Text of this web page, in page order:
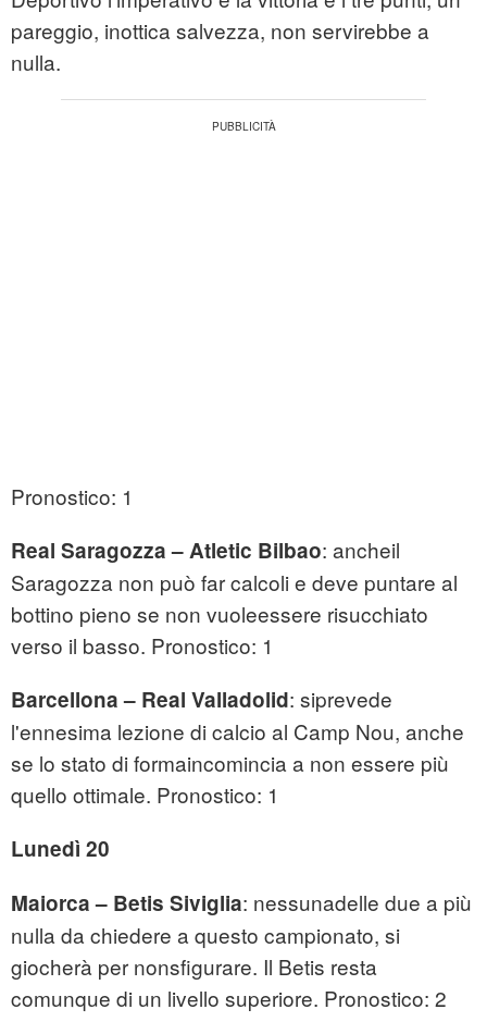
pareggio, inottica salvezza, non servirebbe a
nulla.
Pronostico: 1
Real Saragozza – Atletic Bilbao: ancheil
Saragozza non può far calcoli e deve puntare al
bottino pieno se non vuoleessere risucchiato
verso il basso. Pronostico: 1
Barcellona – Real Valladolid: siprevede
l'ennesima lezione di calcio al Camp Nou, anche
se lo stato di formaincomincia a non essere più
quello ottimale. Pronostico: 1
Lunedì 20
Maiorca – Betis Siviglia: nessunadelle due a più
nulla da chiedere a questo campionato, si
giocherà per nonsfigurare. Il Betis resta
comunque di un livello superiore. Pronostico: 2